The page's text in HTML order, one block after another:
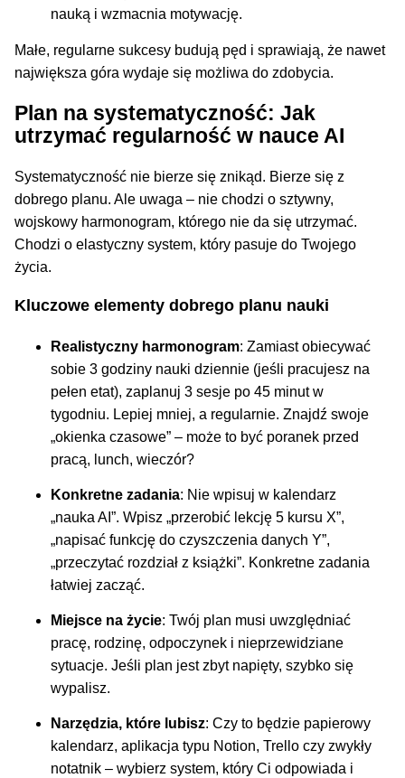
nauką i wzmacnia motywację.
Małe, regularne sukcesy budują pęd i sprawiają, że nawet
największa góra wydaje się możliwa do zdobycia.
Plan na systematyczność: Jak
utrzymać regularność w nauce AI
Systematyczność nie bierze się znikąd. Bierze się z
dobrego planu. Ale uwaga – nie chodzi o sztywny,
wojskowy harmonogram, którego nie da się utrzymać.
Chodzi o elastyczny system, który pasuje do Twojego
życia.
Kluczowe elementy dobrego planu nauki
Realistyczny harmonogram: Zamiast obiecywać
sobie 3 godziny nauki dziennie (jeśli pracujesz na
pełen etat), zaplanuj 3 sesje po 45 minut w
tygodniu. Lepiej mniej, a regularnie. Znajdź swoje
„okienka czasowe” – może to być poranek przed
pracą, lunch, wieczór?
Konkretne zadania: Nie wpisuj w kalendarz
„nauka AI”. Wpisz „przerobić lekcję 5 kursu X”,
„napisać funkcję do czyszczenia danych Y”,
„przeczytać rozdział z książki”. Konkretne zadania
łatwiej zacząć.
Miejsce na życie: Twój plan musi uwzględniać
pracę, rodzinę, odpoczynek i nieprzewidziane
sytuacje. Jeśli plan jest zbyt napięty, szybko się
wypalisz.
Narzędzia, które lubisz: Czy to będzie papierowy
kalendarz, aplikacja typu Notion, Trello czy zwykły
notatnik – wybierz system, który Ci odpowiada i